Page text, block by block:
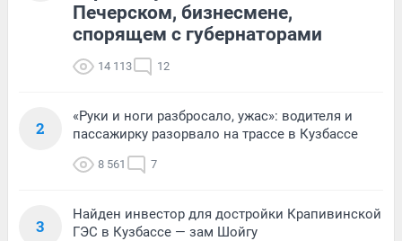
Печерском, бизнесмене,
спорящем с губернаторами
14 113 12
2
«Руки и ноги разбросало, ужас»: водителя и
пассажирку разорвало на трассе в Кузбассе
8 561 7
3
Найден инвестор для достройки Крапивинской
ГЭС в Кузбассе — зам Шойгу